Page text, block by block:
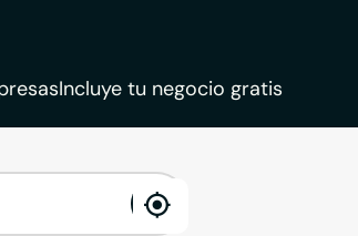
Incluye tu negocio gratis
enable